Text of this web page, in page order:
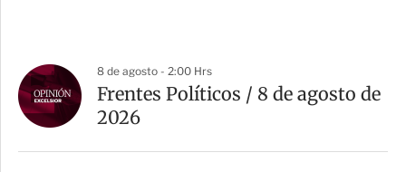
8 de agosto - 2:00 Hrs
Frentes Políticos / 8 de agosto de
2026